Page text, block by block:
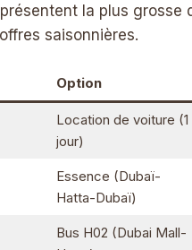
la plus grosse
saisonnières.
Option
Location de voiture (1
jour)
Essence (Dubaï-
Hatta-Dubaï)
Bus H02 (Dubai Mall-